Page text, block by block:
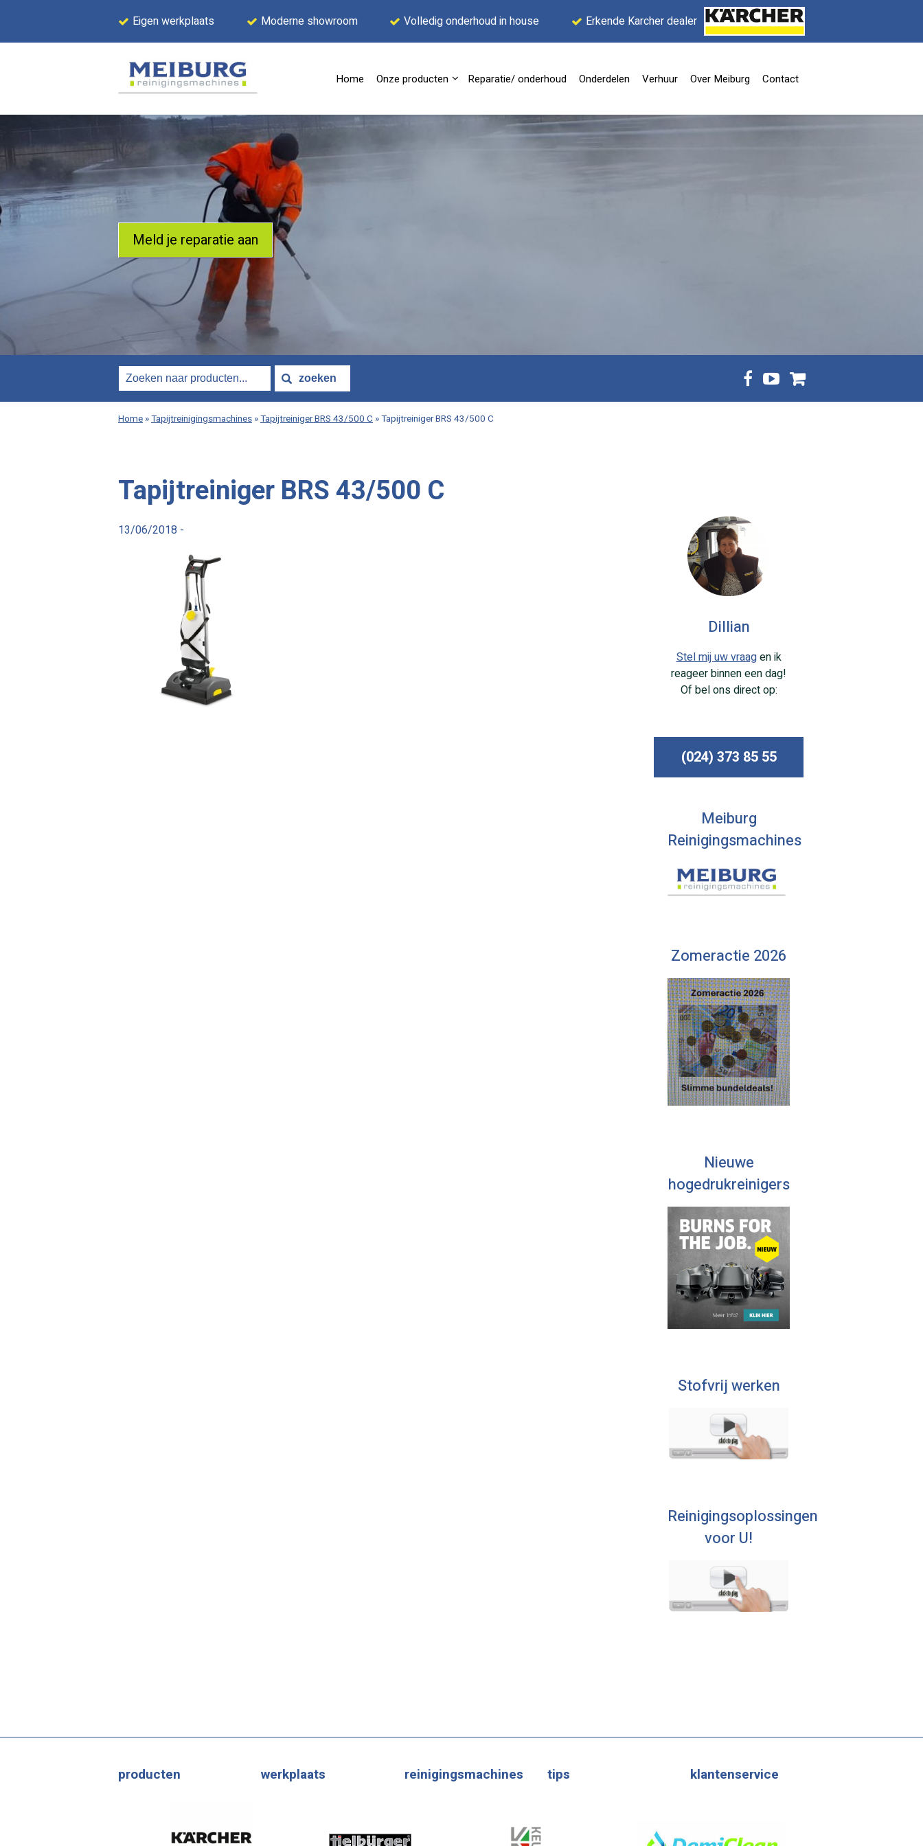
Eigen werkplaats Moderne showroom Volledig onderhoud in house Erkende Karcher dealer
Home Onze producten Reparatie/ onderhoud Onderdelen Verhuur Over Meiburg Contact
Meld je reparatie aan
Home »Tapijtreinigingsmachines »Tapijtreiniger BRS 43/500 C »Tapijtreiniger BRS 43/500 C
Tapijtreiniger BRS 43/500 C
13/06/2018 -
Dillian
Stel mij uw vraagen ik
reageer binnen een dag!
Of bel ons direct op:
(024) 373 85 55
Meiburg
Reinigingsmachines
Zomeractie 2026
Nieuwe
hogedrukreinigers
Stofvrij werken
Reinigingsoplossingen
voor U!
producten werkplaats reinigingsmachines tips klantenservice